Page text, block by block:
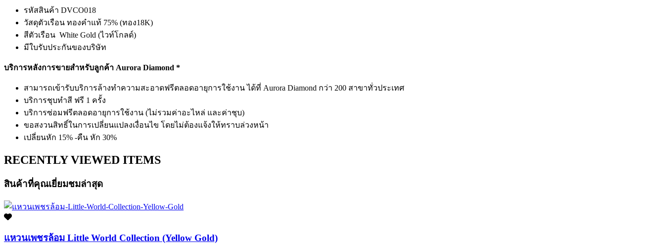
รหัสสินค้า DVCO018
วัสดุตัวเรือน ทองคำแท้ 75% (ทอง18K)
สีตัวเรือน White Gold (ไวท์โกลด์)
มีใบรับประกันของบริษัท
บริการหลังการขายสำหรับลูกค้า Aurora Diamond *
สามารถเข้ารับบริการล้างทำความสะอาดฟรีตลอดอายุการใช้งาน ได้ที่ Aurora Diamond กว่า 200 สาขาทั่วประเทศ
บริการชุบทำสี ฟรี 1 ครั้ง
บริการซ่อมฟรีตลอดอายุการใช้งาน (ไม่รวมค่าอะไหล่ และค่าชุบ)
ขอสงวนสิทธิ์ในการเปลี่ยนแปลงเงื่อนไข โดยไม่ต้องแจ้งให้ทราบล่วงหน้า
เปลี่ยนหัก 15% -คืน หัก 30%
RECENTLY VIEWED ITEMS
สินค้าที่คุณเยี่ยมชมล่าสุด
แหวนเพชรล้อม Little World Collection (Yellow Gold)